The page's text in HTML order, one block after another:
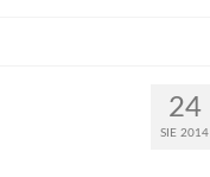
24
SIE 2014